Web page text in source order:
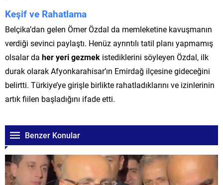
Keşif ve Rahatlama
Belçika’dan gelen Ömer Özdal da memleketine kavuşmanın
verdiği sevinci paylaştı. Henüz ayrıntılı tatil planı yapmamış
olsalar da her yeri gezmek istediklerini söyleyen Özdal, ilk
durak olarak Afyonkarahisar’ın Emirdağ ilçesine gideceğini
belirtti. Türkiye’ye girişle birlikte rahatladıklarını ve izinlerinin
artık fiilen başladığını ifade etti.
Benzer Konular